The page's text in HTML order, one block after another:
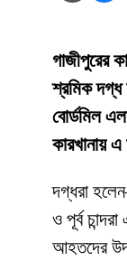
গাজীপুরের
শ্রমিক দগ্ধ
বোর্ডমিল
কারখানায় এ
দগ্ধরা
ও পূর্ব
আহতদের